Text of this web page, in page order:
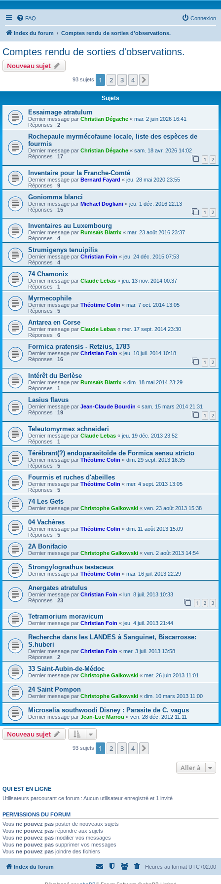
FAQ Connexion
Index du forum Comptes rendu de sorties d'observations.
Comptes rendu de sorties d'observations.
Nouveau sujet
93 sujets 1 2 3 4
Sujets
Essaimage atratulum
Dernier message par Christian Dégache « mar. 2 juin 2026 16:41
Réponses : 2
Rochepaule myrmécofaune locale, liste des espèces de
fourmis
Dernier message par Christian Dégache « sam. 18 avr. 2026 14:02
Réponses : 17 1 2
Inventaire pour la Franche-Comté
Dernier message par Bernard Fayard « jeu. 28 mai 2020 23:55
Réponses : 9
Goniomma blanci
Dernier message par Michael Dogliani « jeu. 1 déc. 2016 22:13
Réponses : 15 1 2
Inventaires au Luxembourg
Dernier message par Rumsaïs Blatrix « mar. 23 août 2016 23:37
Réponses : 4
Strumigenys tenuipilis
Dernier message par Christian Foin « jeu. 24 déc. 2015 07:53
Réponses : 4
74 Chamonix
Dernier message par Claude Lebas « jeu. 13 nov. 2014 00:37
Réponses : 1
Myrmecophile
Dernier message par Théotime Colin « mar. 7 oct. 2014 13:05
Réponses : 5
Antarea en Corse
Dernier message par Claude Lebas « mer. 17 sept. 2014 23:30
Réponses : 6
Formica pratensis - Retzius, 1783
Dernier message par Christian Foin « jeu. 10 juil. 2014 10:18
Réponses : 16 1 2
Intérêt du Berlèse
Dernier message par Rumsaïs Blatrix « dim. 18 mai 2014 23:29
Réponses : 1
Lasius flavus
Dernier message par Jean-Claude Bourdin « sam. 15 mars 2014 21:31
Réponses : 19 1 2
Teleutomyrmex schneideri
Dernier message par Claude Lebas « jeu. 19 déc. 2013 23:52
Réponses : 1
Térébrant(?) endoparasitoïde de Formica sensu stricto
Dernier message par Théotime Colin « dim. 29 sept. 2013 16:35
Réponses : 5
Fourmis et ruches d'abeilles
Dernier message par Théotime Colin « mer. 4 sept. 2013 13:05
Réponses : 5
74 Les Gets
Dernier message par Christophe Galkowski « ven. 23 août 2013 15:38
04 Vachères
Dernier message par Théotime Colin « dim. 11 août 2013 15:09
Réponses : 5
2A Bonifacio
Dernier message par Christophe Galkowski « ven. 2 août 2013 14:54
Strongylognathus testaceus
Dernier message par Théotime Colin « mar. 16 juil. 2013 22:29
Anergates atratulus
Dernier message par Christian Foin « lun. 8 juil. 2013 10:33
Réponses : 23 1 2 3
Tetramorium moravicum
Dernier message par Christian Foin « jeu. 4 juil. 2013 21:44
Recherche dans les LANDES à Sanguinet, Biscarrosse:
S.huberi
Dernier message par Christian Foin « mer. 3 juil. 2013 13:58
Réponses : 2
33 Saint-Aubin-de-Médoc
Dernier message par Christophe Galkowski « mer. 26 juin 2013 11:01
24 Saint Pompon
Dernier message par Christophe Galkowski « dim. 10 mars 2013 11:00
Microselia southwoodi Disney : Parasite de C. vagus
Dernier message par Jean-Luc Marrou « ven. 28 déc. 2012 11:11
Nouveau sujet
93 sujets 1 2 3 4
Aller à
QUI EST EN LIGNE
Utilisateurs parcourant ce forum : Aucun utilisateur enregistré et 1 invité
PERMISSIONS DU FORUM
Vous ne pouvez pas poster de nouveaux sujets
Vous ne pouvez pas répondre aux sujets
Vous ne pouvez pas modifier vos messages
Vous ne pouvez pas supprimer vos messages
Vous ne pouvez pas joindre des fichiers
Index du forum Heures au format UTC+02:00